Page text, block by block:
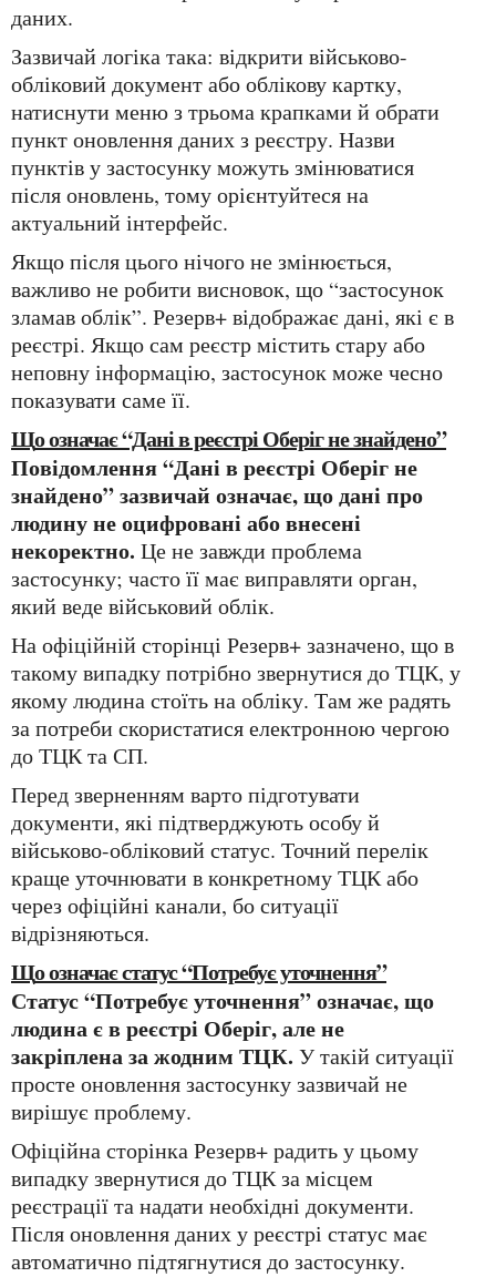
даних.
Зазвичай логіка така: відкрити військово-
обліковий документ або облікову картку,
натиснути меню з трьома крапками й обрати
пункт оновлення даних з реєстру. Назви
пунктів у застосунку можуть змінюватися
після оновлень, тому орієнтуйтеся на
актуальний інтерфейс.
Якщо після цього нічого не змінюється,
важливо не робити висновок, що “застосунок
зламав облік”. Резерв+ відображає дані, які є в
реєстрі. Якщо сам реєстр містить стару або
неповну інформацію, застосунок може чесно
показувати саме її.
Що означає “Дані в реєстрі Оберіг не знайдено”
Повідомлення “Дані в реєстрі Оберіг не
знайдено” зазвичай означає, що дані про
людину не оцифровані або внесені
некоректно. Це не завжди проблема
застосунку; часто її має виправляти орган,
який веде військовий облік.
На офіційній сторінці Резерв+ зазначено, що в
такому випадку потрібно звернутися до ТЦК, у
якому людина стоїть на обліку. Там же радять
за потреби скористатися електронною чергою
до ТЦК та СП.
Перед зверненням варто підготувати
документи, які підтверджують особу й
військово-обліковий статус. Точний перелік
краще уточнювати в конкретному ТЦК або
через офіційні канали, бо ситуації
відрізняються.
Що означає статус “Потребує уточнення”
Статус “Потребує уточнення” означає, що
людина є в реєстрі Оберіг, але не
закріплена за жодним ТЦК. У такій ситуації
просте оновлення застосунку зазвичай не
вирішує проблему.
Офіційна сторінка Резерв+ радить у цьому
випадку звернутися до ТЦК за місцем
реєстрації та надати необхідні документи.
Після оновлення даних у реєстрі статус має
автоматично підтягнутися до застосунку.